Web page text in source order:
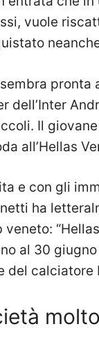
vuole
dell’Inter
Il
all’Hellas
e con gli
ha
al 30
del calciatore